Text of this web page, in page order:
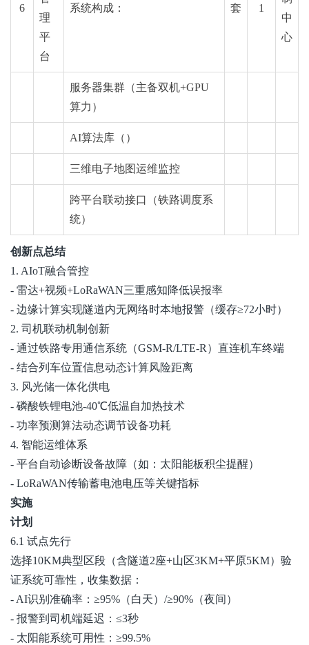
6
理
平
台
系统构成： 套 1
中
心
服务器集群（主备双机+GPU
算力）
AI算法库（）
三维电子地图运维监控
跨平台联动接口（铁路调度系
统）
创新点总结
1. AIoT融合管控
- 雷达+视频+LoRaWAN三重感知降低误报率
- 边缘计算实现隧道内无网络时本地报警（缓存≥72小时）
2. 司机联动机制创新
- 通过铁路专用通信系统（GSM-R/LTE-R）直连机车终端
- 结合列车位置信息动态计算风险距离
3. 风光储一体化供电
- 磷酸铁锂电池-40℃低温自加热技术
- 功率预测算法动态调节设备功耗
4. 智能运维体系
- 平台自动诊断设备故障（如：太阳能板积尘提醒）
- LoRaWAN传输蓄电池电压等关键指标
实施
计划
6.1 试点先行
选择10KM典型区段（含隧道2座+山区3KM+平原5KM）验
证系统可靠性，收集数据：
- AI识别准确率：≥95%（白天）/≥90%（夜间）
- 报警到司机端延迟：≤3秒
- 太阳能系统可用性：≥99.5%